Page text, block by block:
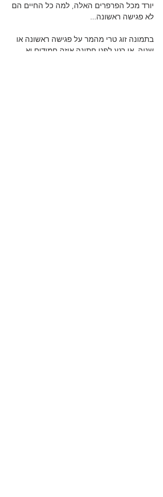
יורד מכל הפרפרים האלה, למה כל החיים הם
לא פגישה ראשונה...
בתמונה זוג טרי מהמר על פגישה ראשונה או
שניה, או רגע לפני חתונה איזה חמודים יא